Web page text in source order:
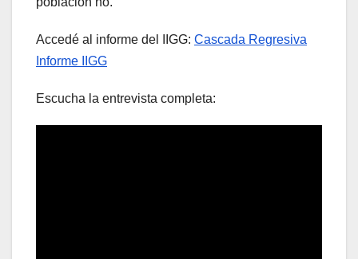
Accedé al informe del IIGG: Cascada Regresiva
Informe IIGG
Escucha la entrevista completa: